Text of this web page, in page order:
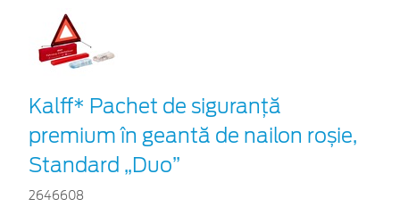
Kalff* Pachet de siguranţă
premium în geantă de nailon roșie,
Standard „Duo”
2646608